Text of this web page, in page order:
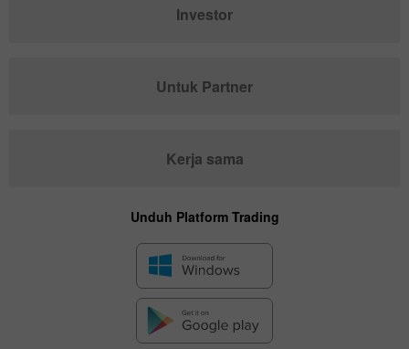
Investor
Untuk Partner
Kerja sama
Unduh Platform Trading